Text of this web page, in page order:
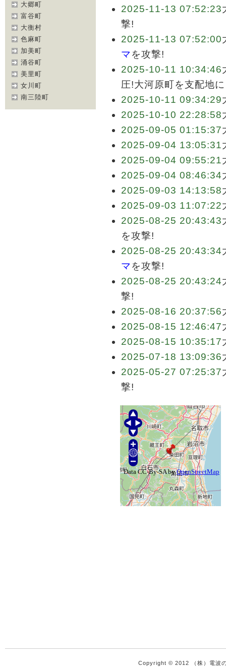
大郷町
富谷町
大衡村
色麻町
加美町
涌谷町
美里町
女川町
南三陸町
2025-11-13 07:52:23
撃!
2025-11-13 07:52:00
マを攻撃!
2025-10-11 10:34:46
圧!大河原町を支配地
2025-10-11 09:34:29
2025-10-10 22:28:58
2025-09-05 01:15:37
2025-09-04 13:05:31
2025-09-04 09:55:21
2025-09-04 08:46:34
2025-09-03 14:13:58
2025-09-03 11:07:22
2025-08-25 20:43:43
を攻撃!
2025-08-25 20:43:34
マを攻撃!
2025-08-25 20:43:24
撃!
2025-08-16 20:37:56
2025-08-15 12:46:47
2025-08-15 10:35:17
2025-07-18 13:09:36
2025-05-27 07:25:37
撃!
Copyright © 2012 （株）電波